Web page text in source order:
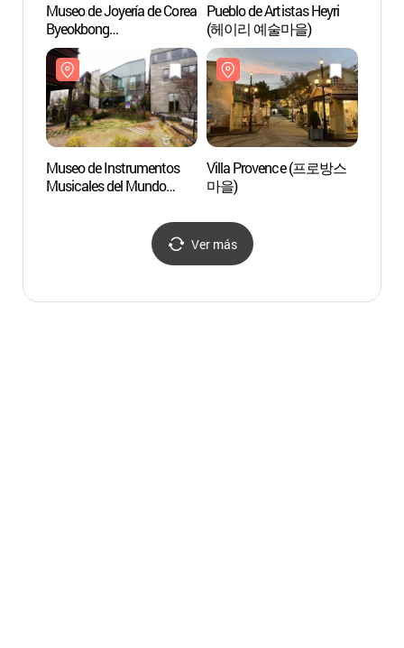
Museo de Joyería de Corea
Byeokbong
(벽봉한국장신구박물관)
Pueblo de Artistas Heyri
(헤이리 예술마을)
Museo de Instrumentos
Musicales del Mundo
Villa Provence (프로방스
마을)
Ver más